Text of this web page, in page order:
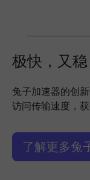
极快，又
兔子加速器的创
访问传输速度，
了解更多兔